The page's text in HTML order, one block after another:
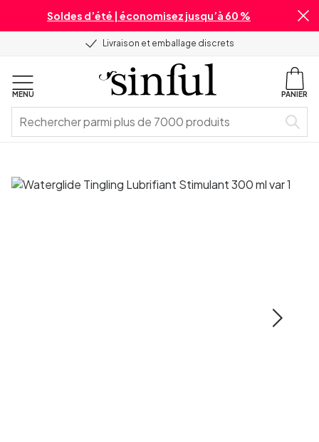
Soldes d’été | économisez jusqu’à 60 %
Livraison et emballage discrets
MENU PANIER